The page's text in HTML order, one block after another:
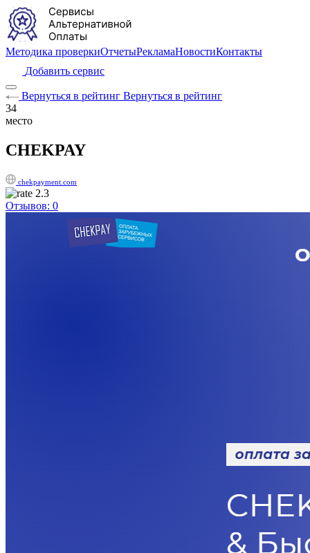
Методика проверкиОтчетыРекламаНовостиКонтакты
Добавить сервис
Вернуться в рейтинг Вернуться в рейтинг
34
место
CHEKPAY
chekpayment.com
2.3
Отзывов: 0